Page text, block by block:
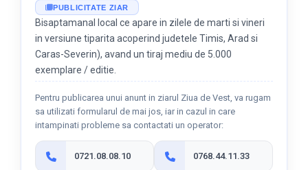
PUBLICITATE ZIAR
Bisaptamanal local ce apare in zilele de marti si vineri
in versiune tiparita acoperind judetele Timis, Arad si
Caras-Severin), avand un tiraj mediu de 5.000
exemplare / editie.
Pentru publicarea unui anunt in ziarul Ziua de Vest, va rugam
sa utilizati formularul de mai jos, iar in cazul in care
intampinati probleme sa contactati un operator:
0721.08.08.10 0768.44.11.33